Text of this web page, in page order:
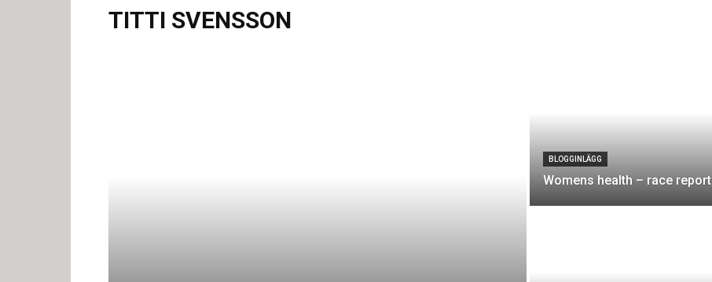
TITTI SVENSSON
BLOGGINLÄGG
Womens health – race report